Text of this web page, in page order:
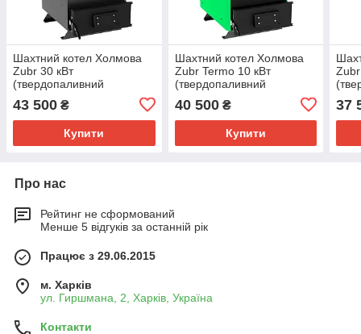
Шахтний котел Холмова
Zubr 30 кВт
(твердопаливний
43 500 ₴
Купити
Шахтний котел Холмова
Zubr Termo 10 кВт
(твердопаливний
40 500₴
Купити
37
Про нас
Рейтинг не сформований
Менше 5 відгуків за останній рік
Працює з 29.06.2015
м. Харків
ул. Гиршмана, 2, Харків, Україна
Контакти